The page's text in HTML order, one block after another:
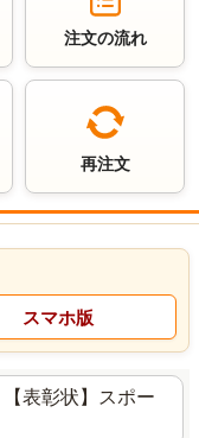
注文の流れ
再注文
【表彰状】スポー